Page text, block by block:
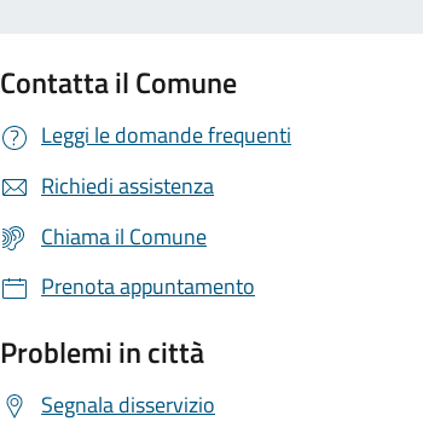
Contatta il Comune
Leggi le domande frequenti
Richiedi assistenza
Chiama il Comune
Prenota appuntamento
Problemi in città
Segnala disservizio